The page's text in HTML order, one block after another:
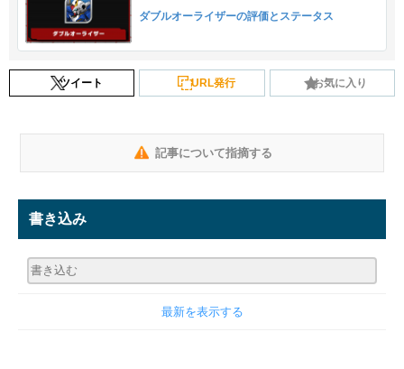
ダブルオーライザーの評価とステータス
ツイート URL発行 お気に入り
記事について指摘する
書き込み
最新を表示する